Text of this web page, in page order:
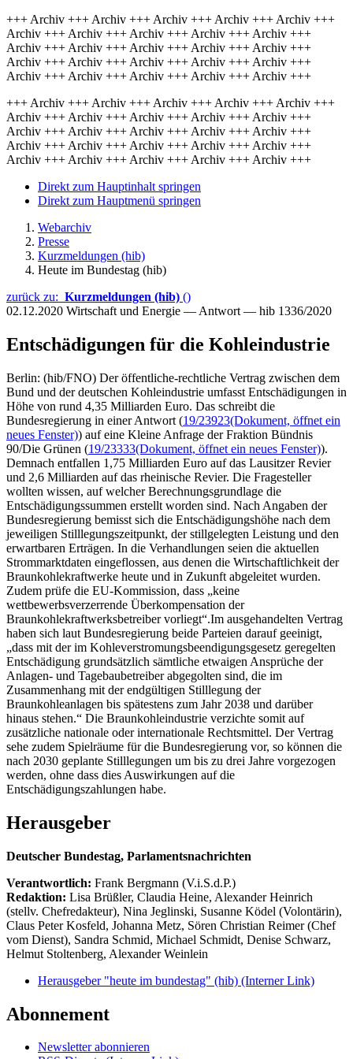
+++ Archiv +++ Archiv +++ Archiv +++ Archiv +++ Archiv +++
Archiv +++ Archiv +++ Archiv +++ Archiv +++ Archiv +++
Archiv +++ Archiv +++ Archiv +++ Archiv +++ Archiv +++
Archiv +++ Archiv +++ Archiv +++ Archiv +++ Archiv +++
Archiv +++ Archiv +++ Archiv +++ Archiv +++ Archiv +++
+++ Archiv +++ Archiv +++ Archiv +++ Archiv +++ Archiv +++
Archiv +++ Archiv +++ Archiv +++ Archiv +++ Archiv +++
Archiv +++ Archiv +++ Archiv +++ Archiv +++ Archiv +++
Archiv +++ Archiv +++ Archiv +++ Archiv +++ Archiv +++
Archiv +++ Archiv +++ Archiv +++ Archiv +++ Archiv +++
Direkt zum Hauptinhalt springen
Direkt zum Hauptmenü springen
Webarchiv
Presse
Kurzmeldungen (hib)
Heute im Bundestag (hib)
zurück zu: Kurzmeldungen (hib) ()
02.12.2020 Wirtschaft und Energie — Antwort — hib 1336/2020
Entschädigungen für die Kohleindustrie
Berlin: (hib/FNO) Der öffentliche-rechtliche Vertrag zwischen dem
Bund und der deutschen Kohleindustrie umfasst Entschädigungen in
Höhe von rund 4,35 Milliarden Euro. Das schreibt die
Bundesregierung in einer Antwort (19/23923(Dokument, öffnet ein
neues Fenster)) auf eine Kleine Anfrage der Fraktion Bündnis
90/Die Grünen (19/23333(Dokument, öffnet ein neues Fenster)).
Demnach entfallen 1,75 Milliarden Euro auf das Lausitzer Revier
und 2,6 Milliarden auf das rheinische Revier. Die Fragesteller
wollten wissen, auf welcher Berechnungsgrundlage die
Entschädigungssummen erstellt worden sind. Nach Angaben der
Bundesregierung bemisst sich die Entschädigungshöhe nach dem
jeweiligen Stilllegungszeitpunkt, der stillgelegten Leistung und den
erwartbaren Erträgen. In die Verhandlungen seien die aktuellen
Strommarktdaten eingeflossen, aus denen die Wirtschaftlichkeit der
Braunkohlekraftwerke heute und in Zukunft abgeleitet wurden.
Zudem prüfe die EU-Kommission, dass „keine
wettbewerbsverzerrende Überkompensation der
Braunkohlekraftwerksbetreiber vorliegt“.Im ausgehandelten Vertrag
haben sich laut Bundesregierung beide Parteien darauf geeinigt,
„dass mit der im Kohleverstromungsbeendigungsgesetz geregelten
Entschädigung grundsätzlich sämtliche etwaigen Ansprüche der
Anlagen- und Tagebaubetreiber abgegolten sind, die im
Zusammenhang mit der endgültigen Stilllegung der
Braunkohleanlagen bis spätestens zum Jahr 2038 und darüber
hinaus stehen.“ Die Braunkohleindustrie verzichte somit auf
zusätzliche nationale oder internationale Rechtsmittel. Der Vertrag
sehe zudem Spielräume für die Bundesregierung vor, so können die
nach 2030 geplante Stilllegungen um bis zu drei Jahre vorgezogen
werden, ohne dass dies Auswirkungen auf die
Entschädigungszahlungen habe.
Herausgeber
Deutscher Bundestag, Parlamentsnachrichten
Verantwortlich: Frank Bergmann (V.i.S.d.P.)
Redaktion: Lisa Brüßler, Claudia Heine, Alexander Heinrich
(stellv. Chefredakteur), Nina Jeglinski, Susanne Ködel (Volontärin),
Claus Peter Kosfeld, Johanna Metz, Sören Christian Reimer (Chef
vom Dienst), Sandra Schmid, Michael Schmidt, Denise Schwarz,
Helmut Stoltenberg, Alexander Weinlein
Herausgeber "heute im bundestag" (hib) (Interner Link)
Abonnement
Newsletter abonnieren